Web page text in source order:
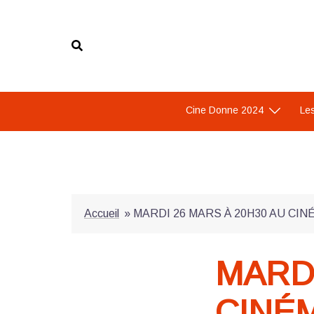
Cine Donne 2024
Accueil » MARDI 26 MARS À 20H30 AU